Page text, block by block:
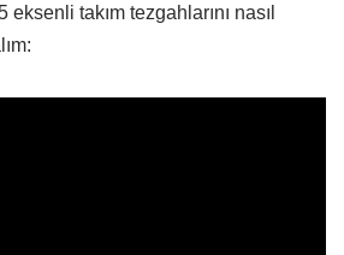
takım tezgahlarını nasıl